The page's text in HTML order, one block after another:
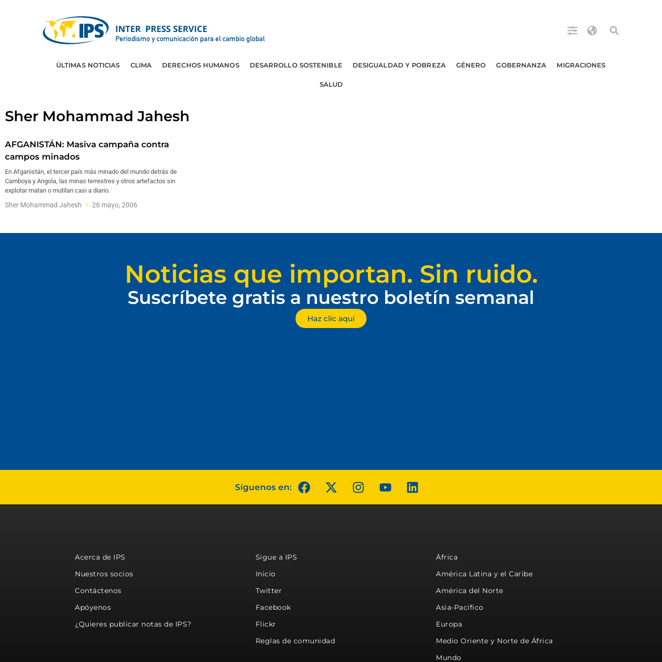
ÚLTIMAS NOTICIAS CLIMA DERECHOS HUMANOS DESARROLLO SOSTENIBLE DESIGUALDAD Y POBREZA GÉNERO GOBERNANZA MIGRACIONES
SALUD
Sher Mohammad Jahesh
AFGANISTÁN: Masiva campaña contra
campos minados
En Afganistán, el tercer país más minado del mundo detrás de
Camboya y Angola, las minas terrestres y otros artefactos sin
explotar matan o mutilan casi a diario.
Sher Mohammad Jahesh 26 mayo, 2006
Noticias que importan. Sin ruido.
Suscríbete gratis a nuestro boletín semanal
Haz clic aquí
Síguenos en:
Acerca de IPS
Nuestros socios
Contáctenos
Apóyenos
¿Quieres publicar notas de IPS?
Sigue a IPS
Inicio
Twitter
Facebook
Flickr
Reglas de comunidad
África
América Latina y el Caribe
América del Norte
Asia-Pacífico
Europa
Medio Oriente y Norte de África
Mundo